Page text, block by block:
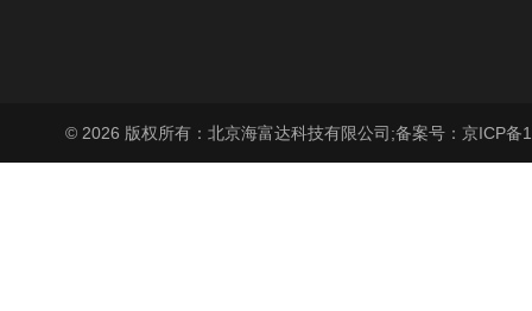
© 2026 版权所有：北京海富达科技有限公司;备案号：京ICP备